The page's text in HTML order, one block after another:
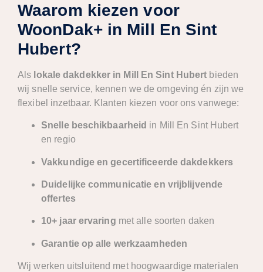
Waarom kiezen voor
WoonDak+ in Mill En Sint
Hubert?
Als lokale dakdekker in Mill En Sint Hubert bieden
wij snelle service, kennen we de omgeving én zijn we
flexibel inzetbaar. Klanten kiezen voor ons vanwege:
Snelle beschikbaarheid in Mill En Sint Hubert
en regio
Vakkundige en gecertificeerde dakdekkers
Duidelijke communicatie en vrijblijvende
offertes
10+ jaar ervaring met alle soorten daken
Garantie op alle werkzaamheden
Wij werken uitsluitend met hoogwaardige materialen